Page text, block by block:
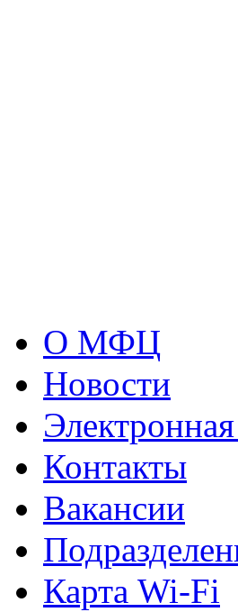
О МФЦ
Новости
Контакты
Вакансии
Карта Wi-Fi